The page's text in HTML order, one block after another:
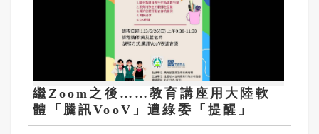
繼Zoom之後……教育講座用大陸軟
體「騰訊VooV」遭綠委「提醒」